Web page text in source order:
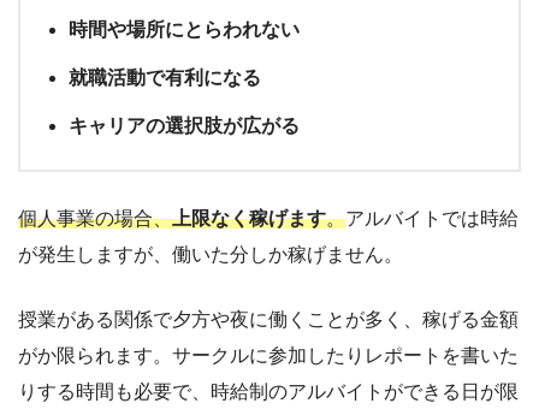
時間や場所にとらわれない
就職活動で有利になる
キャリアの選択肢が広がる
個人事業の場合、上限なく稼げます。アルバイトでは時給
が発生しますが、働いた分しか稼げません。
授業がある関係で夕方や夜に働くことが多く、稼げる金額
がか限られます。サークルに参加したりレポートを書いた
りする時間も必要で、時給制のアルバイトができる日が限